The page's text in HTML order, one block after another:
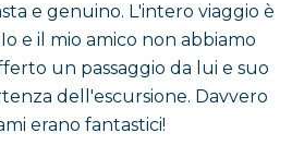
e genuino. L'intero viaggio è
e il mio amico non abbiamo
un passaggio da lui e suo
dell'escursione. Davvero
erano fantastici!